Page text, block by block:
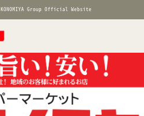
KONOMIYA Group Official Website